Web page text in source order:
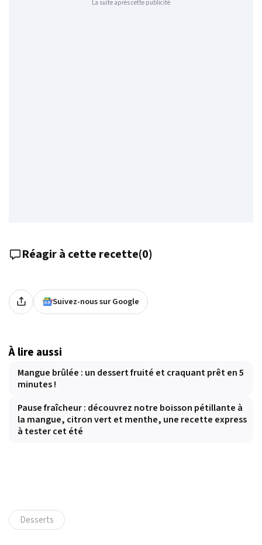
La suite après cette publicité
Réagir à cette recette(0)
Suivez-nous sur Google
À lire aussi
Mangue brûlée : un dessert fruité et craquant prêt en 5
minutes !
Pause fraîcheur : découvrez notre boisson pétillante à
la mangue, citron vert et menthe, une recette express
à tester cet été
Desserts